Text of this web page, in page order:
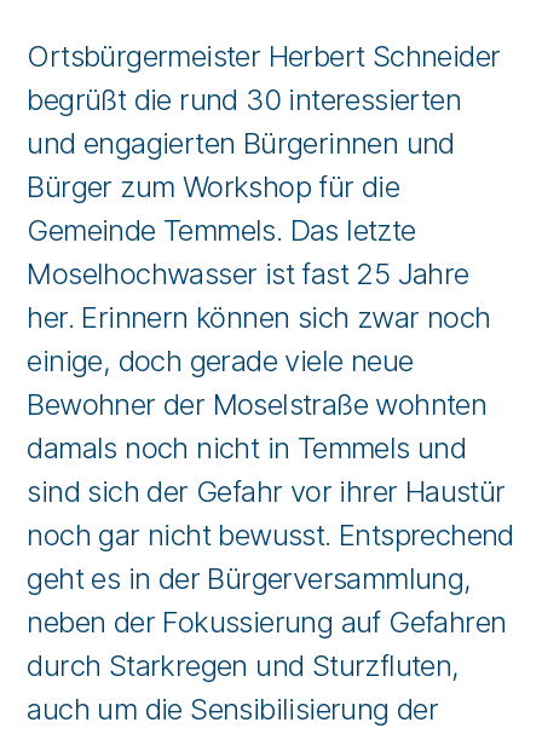
Ortsbürgermeister Herbert Schneider
begrüßt die rund 30 interessierten
und engagierten Bürgerinnen und
Bürger zum Workshop für die
Gemeinde Temmels. Das letzte
Moselhochwasser ist fast 25 Jahre
her. Erinnern können sich zwar noch
einige, doch gerade viele neue
Bewohner der Moselstraße wohnten
damals noch nicht in Temmels und
sind sich der Gefahr vor ihrer Haustür
noch gar nicht bewusst. Entsprechend
geht es in der Bürgerversammlung,
neben der Fokussierung auf Gefahren
durch Starkregen und Sturzfluten,
auch um die Sensibilisierung der